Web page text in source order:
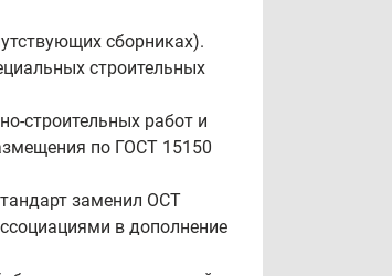
сборниках).
строительных
работ и
по ГОСТ 15150
заменил ОСТ
в дополнение